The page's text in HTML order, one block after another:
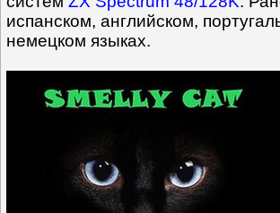
испанском, английском,
немецком языках.